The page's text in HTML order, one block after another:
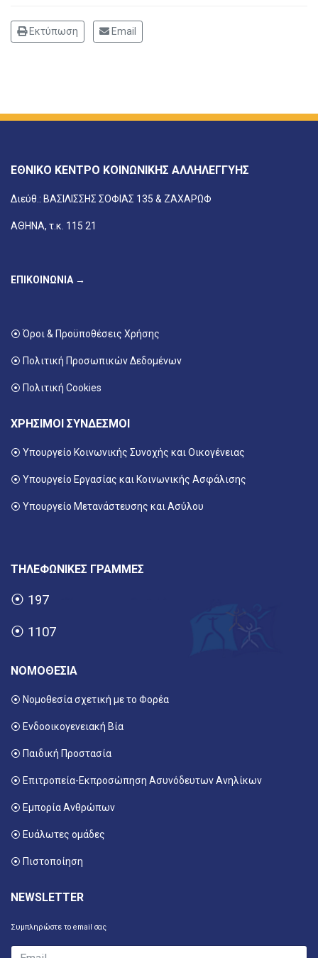
Εκτύπωση Email
ΕΘΝΙΚΟ ΚΕΝΤΡΟ ΚΟΙΝΩΝΙΚΗΣ ΑΛΛΗΛΕΓΓΥΗΣ
Διεύθ.: ΒΑΣΙΛΙΣΣΗΣ ΣΟΦΙΑΣ 135 & ΖΑΧΑΡΩΦ
ΑΘΗΝΑ, τ.κ. 115 21
ΕΠΙΚΟΙΝΩΝΙΑ →
⦿ Όροι & Προϋποθέσεις Χρήσης
⦿ Πολιτική Προσωπικών Δεδομένων
⦿ Πολιτική Cookies
ΧΡΗΣΙΜΟΙ ΣΥΝΔΕΣΜΟΙ
⦿ Υπουργείο Κοινωνικής Συνοχής και Οικογένειας
⦿ Υπουργείο Εργασίας και Κοινωνικής Ασφάλισης
⦿ Υπουργείο Μετανάστευσης και Ασύλου
ΤΗΛΕΦΩΝΙΚΕΣ ΓΡΑΜΜΕΣ
⦿ 197
⦿ 1107
ΝΟΜΟΘΕΣΙΑ
⦿ Νομοθεσία σχετική με το Φορέα
⦿ Ενδοοικογενειακή Βία
⦿ Παιδική Προστασία
⦿ Επιτροπεία-Εκπροσώπηση Ασυνόδευτων Ανηλίκων
⦿ Εμπορία Ανθρώπων
⦿ Ευάλωτες ομάδες
⦿ Πιστοποίηση
NEWSLETTER
Συμπληρώστε το email σας